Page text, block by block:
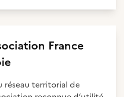
France
réseau territorial de